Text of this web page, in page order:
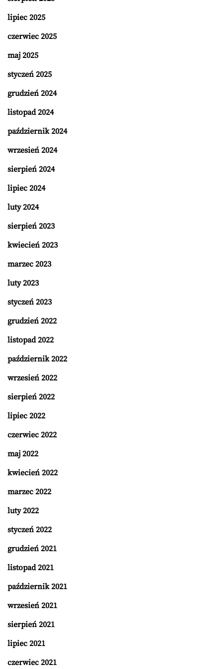
lipiec 2025
czerwiec 2025
maj 2025
styczeń 2025
grudzień 2024
listopad 2024
październik 2024
wrzesień 2024
sierpień 2024
lipiec 2024
luty 2024
sierpień 2023
kwiecień 2023
marzec 2023
luty 2023
styczeń 2023
grudzień 2022
listopad 2022
październik 2022
wrzesień 2022
sierpień 2022
lipiec 2022
czerwiec 2022
maj 2022
kwiecień 2022
marzec 2022
luty 2022
styczeń 2022
grudzień 2021
listopad 2021
październik 2021
wrzesień 2021
sierpień 2021
lipiec 2021
czerwiec 2021